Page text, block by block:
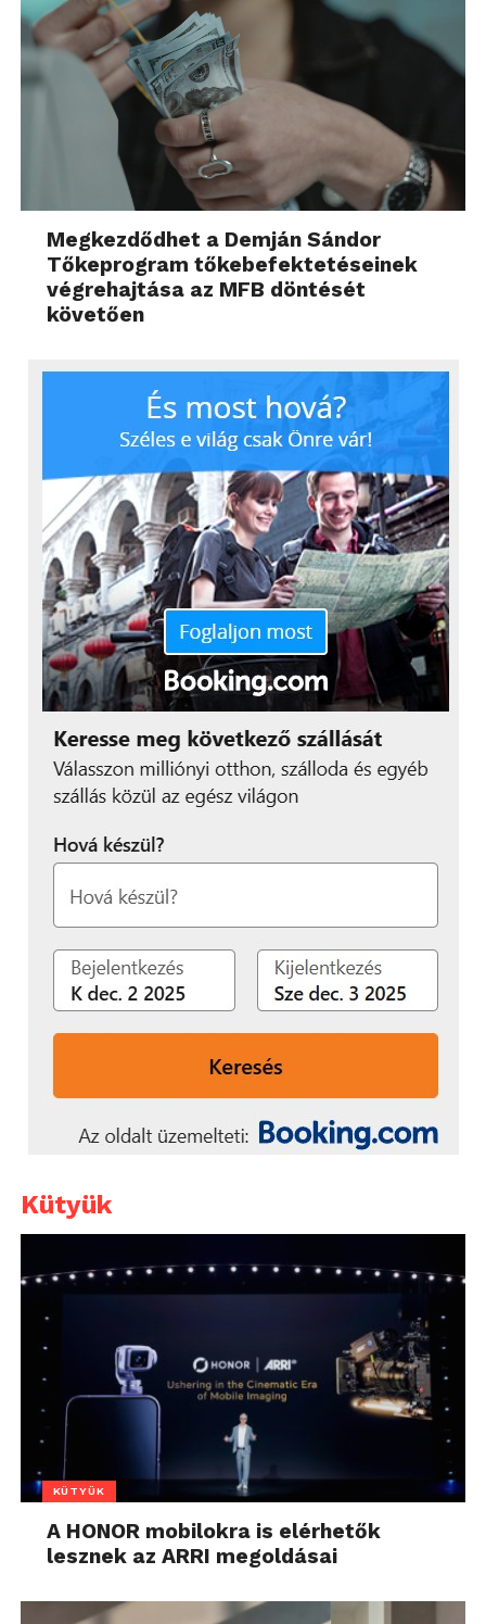
Megkezdődhet a Demján Sándor
Tőkeprogram tőkebefektetéseinek
végrehajtása az MFB döntését
követően
Kütyük
KÜTYÜK
A HONOR mobilokra is elérhetők
lesznek az ARRI megoldásai